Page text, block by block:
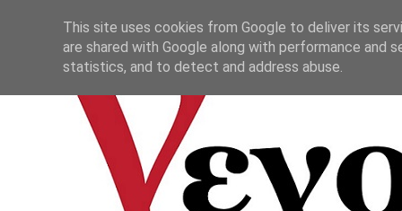
This site uses cookies from Google to deliver its
are shared with Google along with performance and
statistics, and to detect and address abuse.